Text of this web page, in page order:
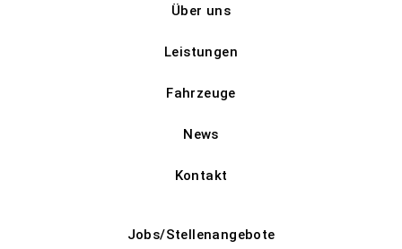
Über uns
Leistungen
Fahrzeuge
News
Kontakt
Jobs/Stellenangebote